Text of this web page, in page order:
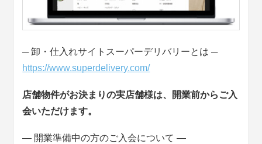
─ 卸・仕入れサイトスーパーデリバリーとは ─
https://www.superdelivery.com/
店舗物件がお決まりの実店舗様は、開業前からご入
会いただけます。
― 開業準備中の方のご入会について ―